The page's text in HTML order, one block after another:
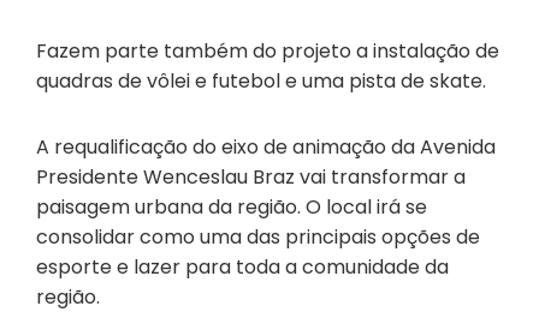
Fazem parte também do projeto a instalação de
quadras de vôlei e futebol e uma pista de skate.
A requalificação do eixo de animação da Avenida
Presidente Wenceslau Braz vai transformar a
paisagem urbana da região. O local irá se
consolidar como uma das principais opções de
esporte e lazer para toda a comunidade da
região.